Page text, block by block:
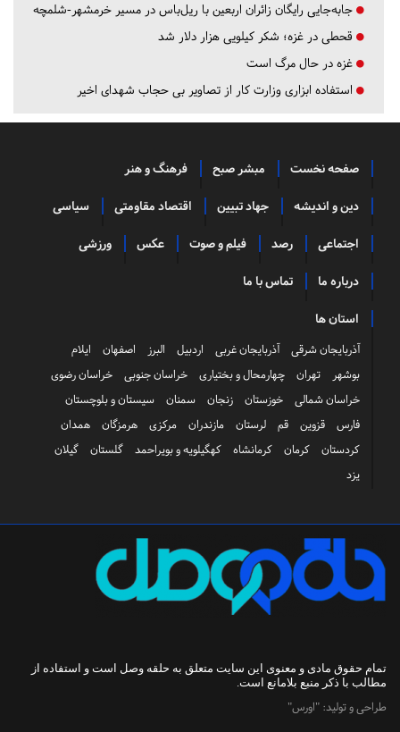
جابه‌جایی رایگان زائران اربعین با ریل‌باس در مسیر خرمشهر-شلمچه
قحطی در غزه؛ شکر کیلویی هزار دلار شد
غزه در حال مرگ است
استفاده ابزاری وزارت کار از تصاویر بی حجاب شهدای اخیر
صفحه نخست مبشر صبح فرهنگ و هنر
دین و اندیشه جهاد تبیین اقتصاد مقاومتی سیاسی
اجتماعی رصد فیلم و صوت عکس ورزشی
درباره ما تماس با ما
استان ها
آذربایجان شرقی آذربایجان غربی اردبیل البرز اصفهان
ایلام
بوشهر
تهران چهارمحال و بختیاری خراسان جنوبی
خراسان رضوی
خراسان شمالی
خوزستان زنجان سمنان
سیستان و بلوچستان
فارس
قزوین قم لرستان مازندران مرکزی هرمزگان
همدان
کردستان
کرمان کرمانشاه کهگیلویه و بویراحمد گلستان
گیلان
یزد
تمام حقوق مادی و معنوی این سایت متعلق به حلقه وصل است و استفاده از
مطالب با ذکر منبع بلامانع است.
طراحی و تولید: "اورس"